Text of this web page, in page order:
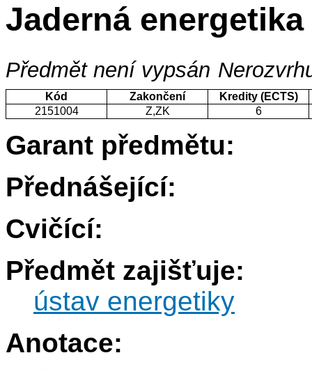
Jaderná energetika
Předmět není vypsán
Kód Zakončení
Kredity (ECTS)
2151004
Z,ZK 6
Garant předmětu:
Přednášející:
Cvičící:
Předmět zajišťuje:
ústav energetiky
Anotace: